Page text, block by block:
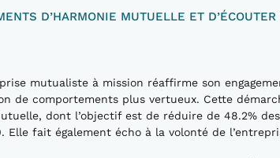
D’HARMONIE MUTUELLE ET D’ÉCOUTER
mutualiste à mission réaffirme son
de comportements plus vertueux. Cette
dont l’objectif est de réduire de 48.2%
fait également écho à la volonté de